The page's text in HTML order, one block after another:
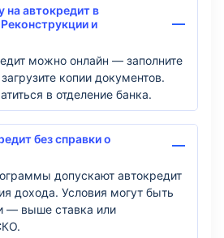
на автокредит в
и
можно онлайн — заполните
копии документов.
в отделение банка.
без справки о
допускают автокредит
дохода. Условия могут быть
— выше ставка или